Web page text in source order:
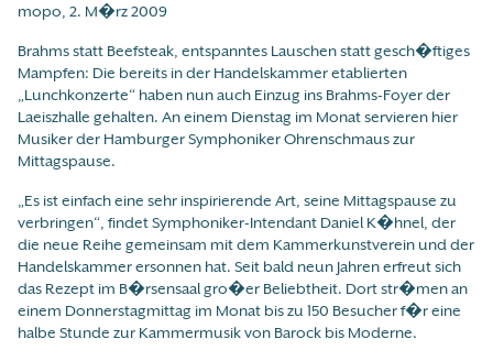
mopo, 2. M�rz 2009
Brahms statt Beefsteak, entspanntes Lauschen statt gesch�ftiges
Mampfen: Die bereits in der Handelskammer etablierten
„Lunchkonzerte“ haben nun auch Einzug ins Brahms-Foyer der
Laeiszhalle gehalten. An einem Dienstag im Monat servieren hier
Musiker der Hamburger Symphoniker Ohrenschmaus zur
Mittagspause.
„Es ist einfach eine sehr inspirierende Art, seine Mittagspause zu
verbringen“, findet Symphoniker-Intendant Daniel K�hnel, der
die neue Reihe gemeinsam mit dem Kammerkunstverein und der
Handelskammer ersonnen hat. Seit bald neun Jahren erfreut sich
das Rezept im B�rsensaal gro�er Beliebtheit. Dort str�men an
einem Donnerstagmittag im Monat bis zu 150 Besucher f�r eine
halbe Stunde zur Kammermusik von Barock bis Moderne.